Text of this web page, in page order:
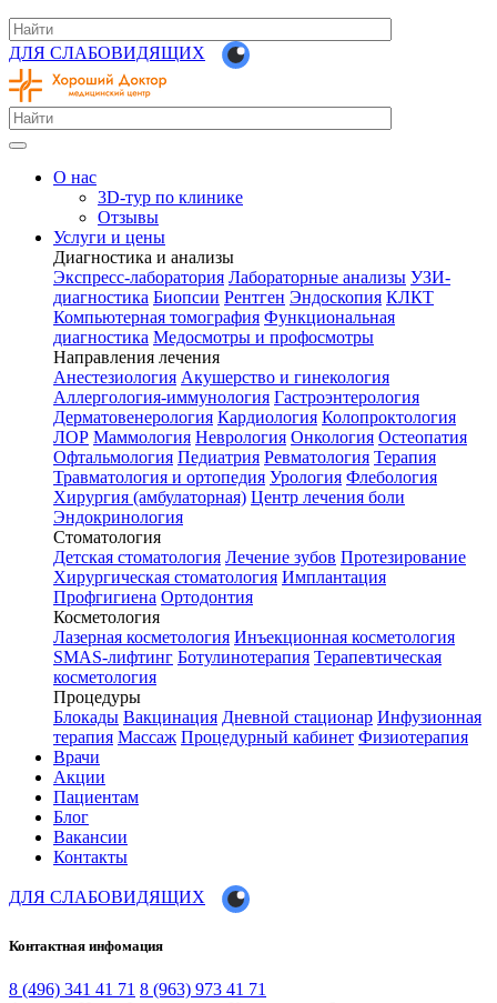
ДЛЯ СЛАБОВИДЯЩИХ
О нас
3D-тур по клинике
Отзывы
Услуги и цены
Диагностика и анализы
Экспресс-лаборатория Лабораторные анализы УЗИ-
диагностика Биопсии Рентген Эндоскопия КЛКТ
Компьютерная томография Функциональная
диагностика Медосмотры и профосмотры
Направления лечения
Анестезиология Акушерство и гинекология
Аллергология-иммунология Гастроэнтерология
Дерматовенерология Кардиология Колопроктология
ЛОР Маммология Неврология Онкология Остеопатия
Офтальмология Педиатрия Ревматология Терапия
Травматология и ортопедия Урология Флебология
Хирургия (амбулаторная) Центр лечения боли
Эндокринология
Стоматология
Детская стоматология Лечение зубов Протезирование
Хирургическая стоматология Имплантация
Профгигиена Ортодонтия
Косметология
Лазерная косметология Инъекционная косметология
SMAS-лифтинг Ботулинотерапия Терапевтическая
косметология
Процедуры
Блокады Вакцинация Дневной стационар Инфузионная
терапия Массаж Процедурный кабинет Физиотерапия
Врачи
Акции
Пациентам
Блог
Вакансии
Контакты
ДЛЯ СЛАБОВИДЯЩИХ
Контактная инфомация
8 (496) 341 41 71 8 (963) 973 41 71